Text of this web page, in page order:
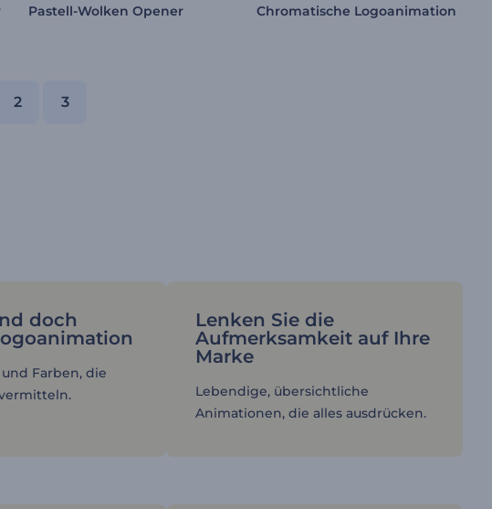
Pastell-Wolken Opener Chromatische Logoanimation
2 3
doch
Farben, die
Lenken Sie die
Aufmerksamkeit auf Ihre
Marke
Lebendige, übersichtliche
Animationen, die alles ausdrücken.